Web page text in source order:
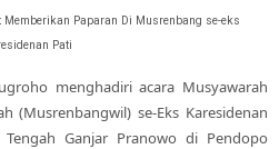
Paparan Di Musrenbang se-eks
Pati
menghadiri acara Musyawarah
(Musrenbangwil) se-Eks Karesidenan
Ganjar Pranowo di Pendopo